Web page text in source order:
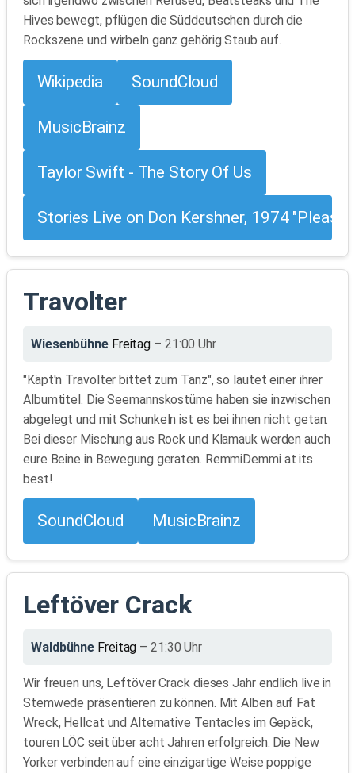
Hives bewegt, pflügen die Süddeutschen durch die
Rockszene und wirbeln ganz gehörig Staub auf.
Wikipedia SoundCloud
MusicBrainz
Taylor Swift - The Story Of Us
Stories Live on Don Kershner, 1974 "Please
Travolter
Wiesenbühne Freitag – 21:00 Uhr
"Käpt'n Travolter bittet zum Tanz", so lautet einer ihrer
Albumtitel. Die Seemannskostüme haben sie inzwischen
abgelegt und mit Schunkeln ist es bei ihnen nicht getan.
Bei dieser Mischung aus Rock und Klamauk werden auch
eure Beine in Bewegung geraten. RemmiDemmi at its
best!
SoundCloud MusicBrainz
Leftöver Crack
Waldbühne Freitag – 21:30 Uhr
Wir freuen uns, Leftöver Crack dieses Jahr endlich live in
Stemwede präsentieren zu können. Mit Alben auf Fat
Wreck, Hellcat und Alternative Tentacles im Gepäck,
touren LÖC seit über acht Jahren erfolgreich. Die New
Yorker verbinden auf eine einzigartige Weise poppige